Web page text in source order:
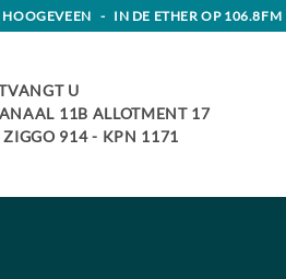
HOOGEVEEN - IN DE ETHER OP
U
11B ALLOTMENT 17
914 - KPN 1171